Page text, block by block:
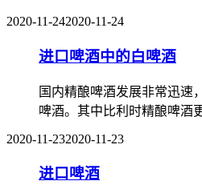
2020-11-242020-11-24
进口啤酒中的白啤酒
国内精酿啤酒发展非常迅速
啤酒。其中比利时精酿啤酒
2020-11-232020-11-23
进口啤酒